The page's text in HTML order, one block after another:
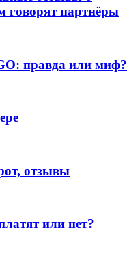
говорят партнёры
правда или миф?
отзывы
или нет?